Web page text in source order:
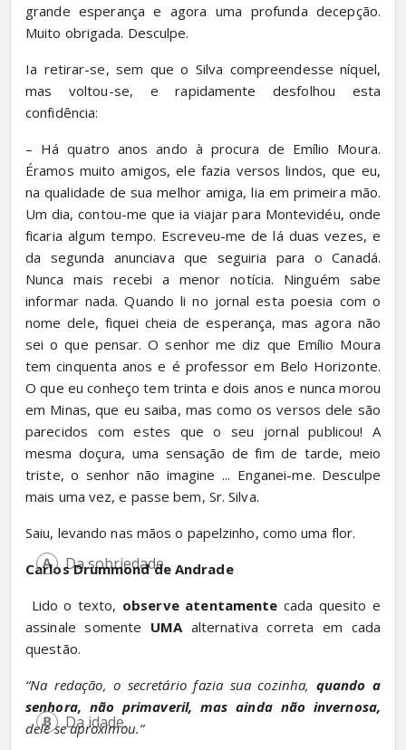
grande esperança e agora uma profunda decepção.
Muito obrigada. Desculpe.
Ia retirar-se, sem que o Silva compreendesse níquel,
mas voltou-se, e rapidamente desfolhou esta
confidência:
– Há quatro anos ando à procura de Emílio Moura.
Éramos muito amigos, ele fazia versos lindos, que eu,
na qualidade de sua melhor amiga, lia em primeira mão.
Um dia, contou-me que ia viajar para Montevidéu, onde
ficaria algum tempo. Escreveu-me de lá duas vezes, e
da segunda anunciava que seguiria para o Canadá.
Nunca mais recebi a menor notícia. Ninguém sabe
informar nada. Quando li no jornal esta poesia com o
nome dele, fiquei cheia de esperança, mas agora não
sei o que pensar. O senhor me diz que Emílio Moura
tem cinquenta anos e é professor em Belo Horizonte.
O que eu conheço tem trinta e dois anos e nunca morou
em Minas, que eu saiba, mas como os versos dele são
parecidos com estes que o seu jornal publicou! A
mesma doçura, uma sensação de fim de tarde, meio
triste, o senhor não imagine ... Enganei-me. Desculpe
mais uma vez, e passe bem, Sr. Silva.
Saiu, levando nas mãos o papelzinho, como uma flor.
Carlos Drummond de Andrade
Lido o texto, observe atentamente cada quesito e
assinale somente UMA alternativa correta em cada
questão.
“Na redação, o secretário fazia sua cozinha, quando a
senhora, não primaveril, mas ainda não invernosa,
dele se aproximou.”
Da sobriedade.
Da idade.